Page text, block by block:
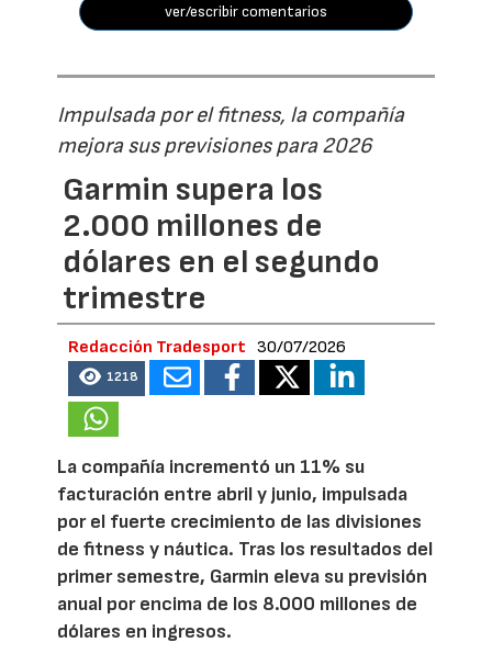
ver/escribir comentarios
Impulsada por el fitness, la compañía
mejora sus previsiones para 2026
Garmin supera los
2.000 millones de
dólares en el segundo
trimestre
Redacción Tradesport 30/07/2026
1218
La compañía incrementó un 11% su
facturación entre abril y junio, impulsada
por el fuerte crecimiento de las divisiones
de fitness y náutica. Tras los resultados del
primer semestre, Garmin eleva su previsión
anual por encima de los 8.000 millones de
dólares en ingresos.